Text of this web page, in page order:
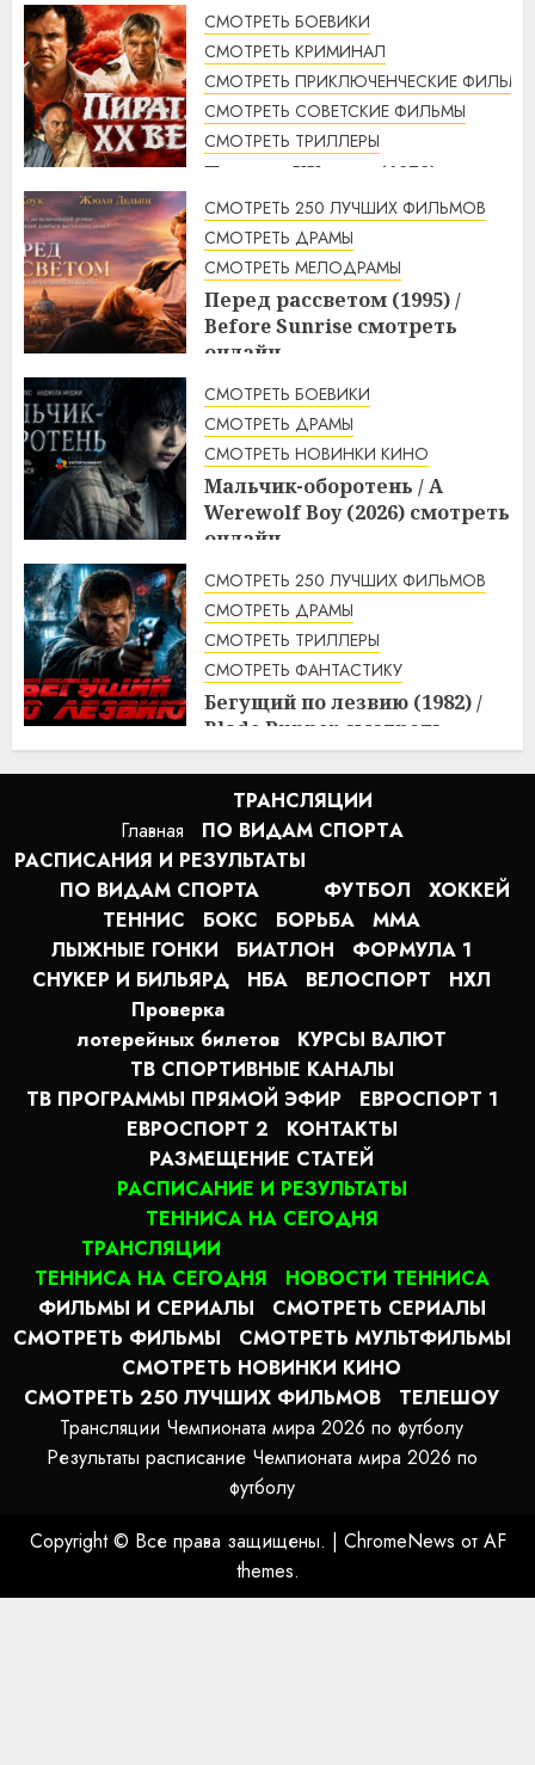
СМОТРЕТЬ ТРИЛЛЕРЫ
Свой среди чужих, чужой
среди своих (1974 г.)
смотреть онлайн
4:33 10.08.2026
СМОТРЕТЬ БОЕВИКИ
СМОТРЕТЬ КРИМИНАЛ
СМОТРЕТЬ ПРИКЛЮЧЕНЧЕСКИЕ ФИЛЬМЫ
СМОТРЕТЬ СОВЕТСКИЕ ФИЛЬМЫ
СМОТРЕТЬ ТРИЛЛЕРЫ
Пираты ХХ века (1979)
смотреть онлайн
3:23 10.08.2026
СМОТРЕТЬ 250 ЛУЧШИХ ФИЛЬМОВ
СМОТРЕТЬ ДРАМЫ
СМОТРЕТЬ МЕЛОДРАМЫ
Перед рассветом (1995) /
Before Sunrise смотреть
онлайн
3:10
СМОТРЕТЬ БОЕВИКИ
СМОТРЕТЬ ДРАМЫ
СМОТРЕТЬ НОВИНКИ КИНО
Мальчик-оборотень / A
Werewolf Boy (2026) смотреть
онлайн
3:10
СМОТРЕТЬ 250 ЛУЧШИХ ФИЛЬМОВ
СМОТРЕТЬ ДРАМЫ
СМОТРЕТЬ ТРИЛЛЕРЫ
СМОТРЕТЬ ФАНТАСТИКУ
Бегущий по лезвию (1982) /
Blade Runner смотреть
онлайн
Главная
ТРАНСЛЯЦИИ
ПО ВИДАМ СПОРТA
РАСПИСАНИЯ И РЕЗУЛЬТАТЫ
ПО ВИДАМ СПОРТА
ФУТБОЛ
ХОККЕЙ
ТЕННИС
БОКС БОРЬБА
MMA
ЛЫЖНЫЕ ГОНКИ
БИАТЛОН
ФОРМУЛА 1
СНУКЕР И БИЛЬЯРД
НБА ВЕЛОСПОРТ
НХЛ
Проверка
лотерейных билетов
КУРСЫ ВАЛЮТ
ТВ СПОРТИВНЫЕ КАНАЛЫ
ТВ ПРОГРАММЫ ПРЯМОЙ ЭФИР
ЕВРОСПОРТ 1
ЕВРОСПОРТ 2
КОНТАКТЫ
РАЗМЕЩЕНИЕ СТАТЕЙ
РАСПИСАНИЕ И РЕЗУЛЬТАТЫ
ТЕННИСА НА СЕГОДНЯ
ТРАНСЛЯЦИИ
ТЕННИСА НА СЕГОДНЯ
НОВОСТИ ТЕННИСА
ФИЛЬМЫ И СЕРИАЛЫ
СМОТРЕТЬ СЕРИАЛЫ
СМОТРЕТЬ ФИЛЬМЫ
СМОТРЕТЬ МУЛЬТФИЛЬМЫ
СМОТРЕТЬ НОВИНКИ КИНО
СМОТРЕТЬ 250 ЛУЧШИХ ФИЛЬМОВ
ТЕЛЕШОУ
Трансляции Чемпионата мира 2026 по футболу
Результаты расписание Чемпионата мира 2026 по
футболу
Copyright © Все права защищены. | ChromeNews от AF
themes.